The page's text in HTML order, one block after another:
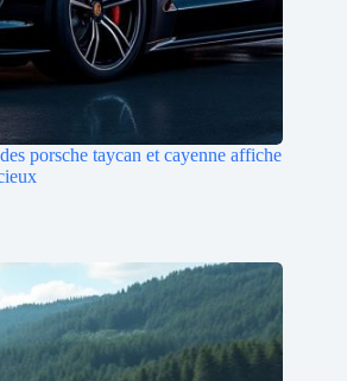
porsche taycan et cayenne affiche